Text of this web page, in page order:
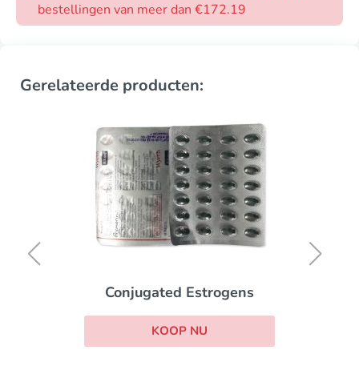
bestellingen van meer dan €172.19
Gerelateerde producten:
Conjugated Estrogens
KOOP NU